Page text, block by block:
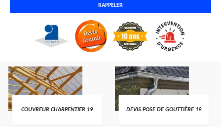
COUVREUR CHARPENTIER 19 DEVIS POSE DE GOUTTIÈRE 19